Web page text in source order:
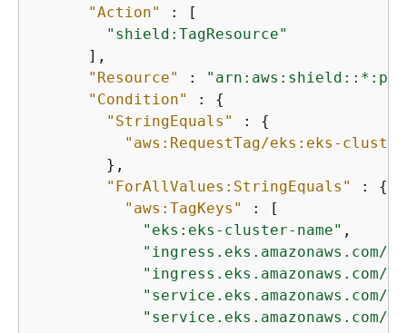
"Action"
: [
"shield:TagResource"
      ],
"Resource"
:
"Condition"
: {
"StringEquals"
: {
"aws:RequestTag/eks:eks-
        },
"ForAllValues:StringEquals"
: {
"aws:TagKeys"
: [
"eks:eks-cluster-name" ,
"ingress.eks.amazonaws.com/
"ingress.eks.amazonaws.com/
"service.eks.amazonaws.com/
"service.eks.amazonaws.com/